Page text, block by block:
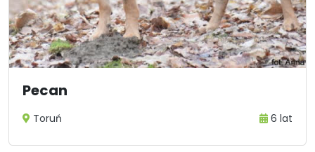
Pecan
Toruń 6 lat